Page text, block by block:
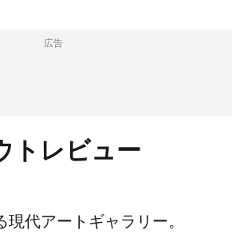
広告
トレビュー
代アートギャラリー。